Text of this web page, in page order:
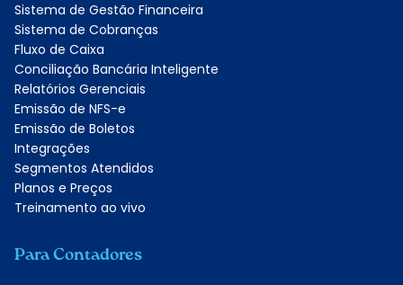
Sistema de Gestão Financeira
Sistema de Cobranças
Fluxo de Caixa
Conciliação Bancária Inteligente
Relatórios Gerenciais
Emissão de NFS-e
Emissão de Boletos
Integrações
Segmentos Atendidos
Planos e Preços
Treinamento ao vivo
Para Contadores